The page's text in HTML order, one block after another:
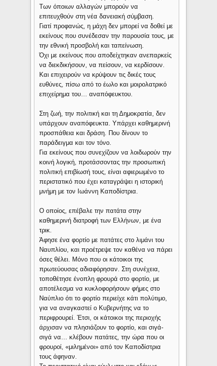
Των όποιων αλλαγών μπορούν να
επιτευχθούν στη νέα δανειακή σύμβαση.
Γιατί προφανώς, η μάχη δεν μπορεί να δοθεί με
εκείνους που συνέδεσαν την παρουσία τους, με
την εθνική προσβολή και ταπείνωση.
Όχι με εκείνους που αποδείχτηκαν ανεπαρκείς
να διεκδικήσουν, να πείσουν, να κερδίσουν.
Και επιχειρούν να κρύψουν τις δικές τους
ευθύνες, πίσω από το έωλο και μοιρολατρικό
επιχείρημα του… αναπόφευκτου.
Στη ζωή, την πολιτική και τη Δημοκρατία, δεν
υπάρχουν αναπόφευκτα. Υπάρχει καθημερινή
προσπάθεια και δράση. Που δίνουν το
παράδειγμα και τον τόνο.
Για εκείνους που συνεχίζουν να λοιδωρούν την
κοινή λογική, προτάσσοντας την προσωπική
πολιτική επιβίωσή τους, είναι αφιερωμένο το
περιστατικό που έχει καταγράψει η ιστορική
μνήμη με τον Ιωάννη Καποδίστρια.
Ο οποίος, επέβαλε την πατάτα στην
καθημερινή διατροφή των Ελλήνων, με ένα
τρικ.
Άφησε ένα φορτίο με πατάτες στο λιμάνι του
Ναυπλίου, και προέτρεψε τον καθένα να πάρει
όσες θέλει. Μόνο που οι κάτοικοι της
πρωτεύουσας αδιαφόρησαν. Στη συνέχεια,
τοποθέτησε ένοπλη φρουρά στο φορτίο, με
αποτέλεσμα να κυκλοφορήσουν φήμες στο
Ναύπλιο ότι το φορτίο περιείχε κάτι πολύτιμο,
για να αναγκαστεί ο Κυβερνήτης να το
περιφρουρεί. Έτσι, οι κάτοικοι της περιοχής
άρχισαν να πλησιάζουν το φορτίο, και σιγά-
σιγά να… κλέβουν πατάτες, την ώρα που οι
φρουροί, «μιλημένοι» από τον Καποδίστρια
τους άφηναν.